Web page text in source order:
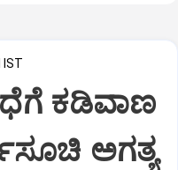
IST
ಕಡಿವಾಣ
ಅಗತ್ಯ